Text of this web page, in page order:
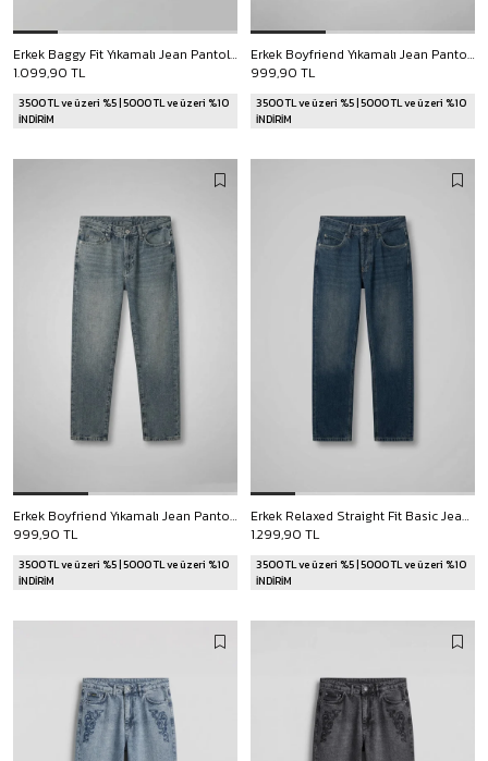
Erkek Baggy Fit Yıkamalı Jean Pantolon Açık Mavi
1.099,90 TL
3500 TL ve üzeri %5 | 5000 TL ve üzeri %10
İNDİRİM
Erkek Boyfriend Yıkamalı Jean Pantolon Mavi
999,90 TL
3500 TL ve üzeri %5 | 5000 TL ve üzeri %10
İNDİRİM
Erkek Boyfriend Yıkamalı Jean Pantolon Soluk Mavi
999,90 TL
3500 TL ve üzeri %5 | 5000 TL ve üzeri %10
İNDİRİM
Erkek Relaxed Straight Fit Basic Jean Koyu Mavi
1.299,90 TL
3500 TL ve üzeri %5 | 5000 TL ve üzeri %10
İNDİRİM